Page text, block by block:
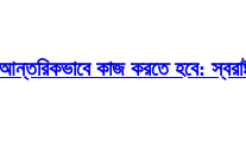
কাজ করতে হবে: